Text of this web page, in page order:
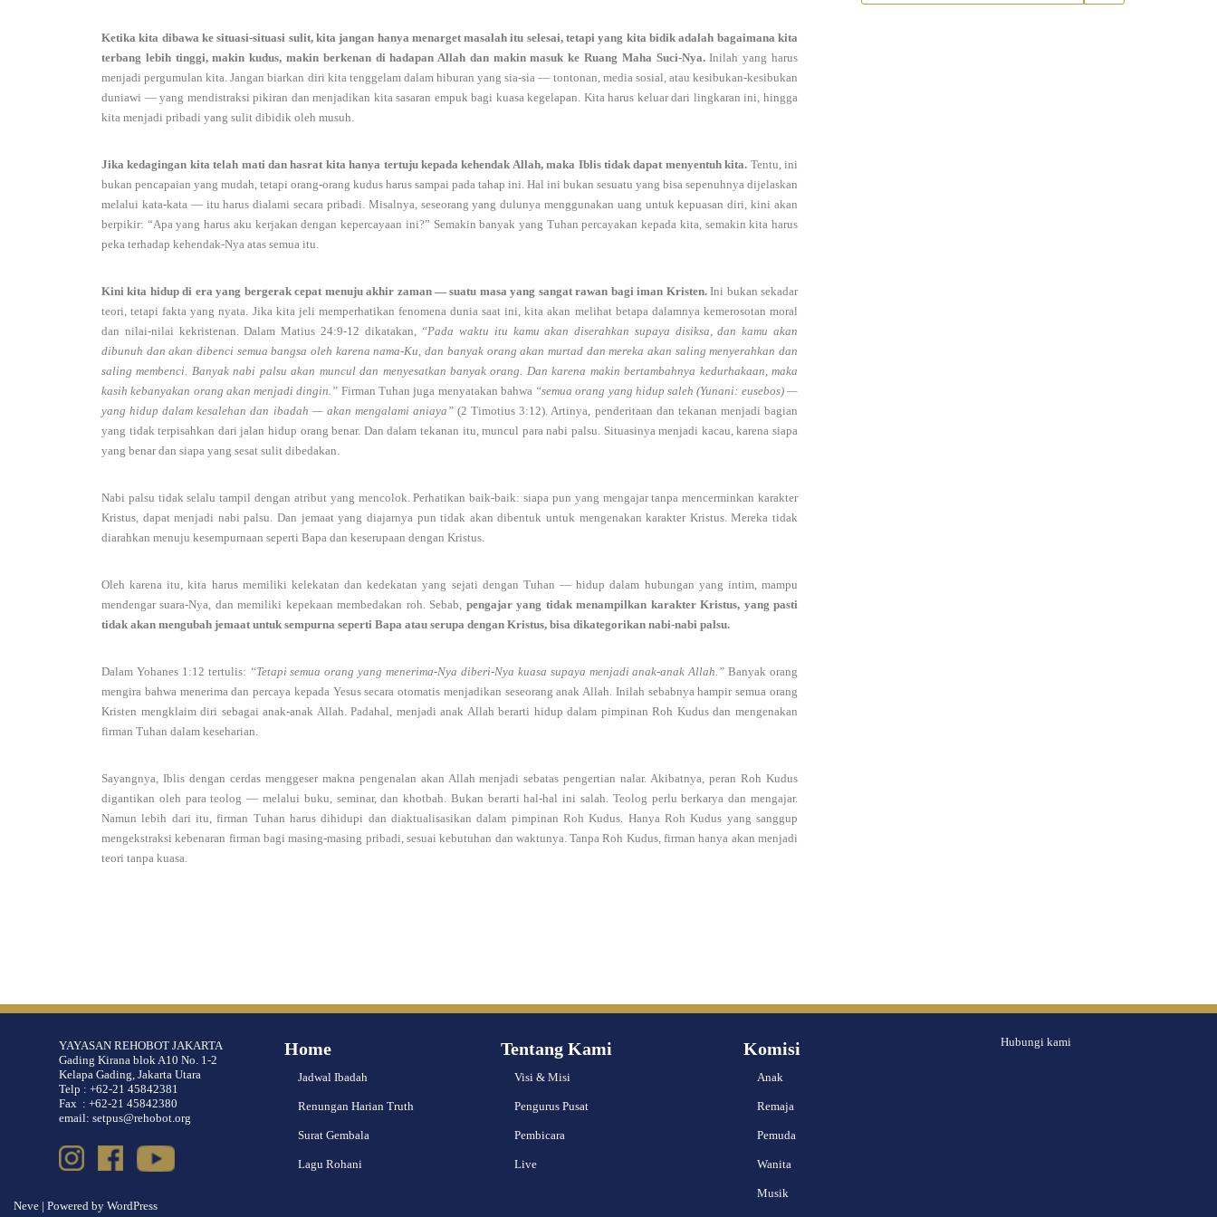
Ketika kita dibawa ke situasi-situasi sulit, kita jangan hanya menarget masalah itu selesai, tetapi yang kita bidik adalah bagaimana kita
terbang lebih tinggi, makin kudus, makin berkenan di hadapan Allah dan makin masuk ke Ruang Maha Suci-Nya.Inilah yang harus
menjadi pergumulan kita. Jangan biarkan diri kita tenggelam dalam hiburan yang sia-sia — tontonan, media sosial, atau kesibukan-kesibukan
duniawi — yang mendistraksi pikiran dan menjadikan kita sasaran empuk bagi kuasa kegelapan. Kita harus keluar dari lingkaran ini, hingga
kita menjadi pribadi yang sulit dibidik oleh musuh.
Jika kedagingan kita telah mati dan hasrat kita hanya tertuju kepada kehendak Allah, maka Iblis tidak dapat menyentuh kita. Tentu, ini
bukan pencapaian yang mudah, tetapi orang-orang kudus harus sampai pada tahap ini. Hal ini bukan sesuatu yang bisa sepenuhnya dijelaskan
melalui kata-kata — itu harus dialami secara pribadi. Misalnya, seseorang yang dulunya menggunakan uang untuk kepuasan diri, kini akan
berpikir: “Apa yang harus aku kerjakan dengan kepercayaan ini?” Semakin banyak yang Tuhan percayakan kepada kita, semakin kita harus
peka terhadap kehendak-Nya atas semua itu.
Kini kita hidup di era yang bergerak cepat menuju akhir zaman — suatu masa yang sangat rawan bagi iman Kristen.Ini bukan sekadar
teori, tetapi fakta yang nyata. Jika kita jeli memperhatikan fenomena dunia saat ini, kita akan melihat betapa dalamnya kemerosotan moral
dan nilai-nilai kekristenan. Dalam Matius 24:9-12 dikatakan, “Pada waktu itu kamu akan diserahkan supaya disiksa, dan kamu akan
dibunuh dan akan dibenci semua bangsa oleh karena nama-Ku, dan banyak orang akan murtad dan mereka akan saling menyerahkan dan
saling membenci. Banyak nabi palsu akan muncul dan menyesatkan banyak orang. Dan karena makin bertambahnya kedurhakaan, maka
kasih kebanyakan orang akan menjadi dingin.” Firman Tuhan juga menyatakan bahwa “semua orang yang hidup saleh (Yunani: eusebos) —
yang hidup dalam kesalehan dan ibadah — akan mengalami aniaya” (2 Timotius 3:12). Artinya, penderitaan dan tekanan menjadi bagian
yang tidak terpisahkan dari jalan hidup orang benar. Dan dalam tekanan itu, muncul para nabi palsu. Situasinya menjadi kacau, karena siapa
yang benar dan siapa yang sesat sulit dibedakan.
Nabi palsu tidak selalu tampil dengan atribut yang mencolok. Perhatikan baik-baik: siapa pun yang mengajar tanpa mencerminkan karakter
Kristus, dapat menjadi nabi palsu. Dan jemaat yang diajarnya pun tidak akan dibentuk untuk mengenakan karakter Kristus. Mereka tidak
diarahkan menuju kesempurnaan seperti Bapa dan keserupaan dengan Kristus.
Oleh karena itu, kita harus memiliki kelekatan dan kedekatan yang sejati dengan Tuhan — hidup dalam hubungan yang intim, mampu
mendengar suara-Nya, dan memiliki kepekaan membedakan roh. Sebab, pengajar yang tidak menampilkan karakter Kristus, yang pasti
tidak akan mengubah jemaat untuk sempurna seperti Bapa atau serupa dengan Kristus, bisa dikategorikan nabi-nabi palsu.
Dalam Yohanes 1:12 tertulis: “Tetapi semua orang yang menerima-Nya diberi-Nya kuasa supaya menjadi anak-anak Allah.” Banyak orang
mengira bahwa menerima dan percaya kepada Yesus secara otomatis menjadikan seseorang anak Allah. Inilah sebabnya hampir semua orang
Kristen mengklaim diri sebagai anak-anak Allah. Padahal, menjadi anak Allah berarti hidup dalam pimpinan Roh Kudus dan mengenakan
firman Tuhan dalam keseharian.
Sayangnya, Iblis dengan cerdas menggeser makna pengenalan akan Allah menjadi sebatas pengertian nalar. Akibatnya, peran Roh Kudus
digantikan oleh para teolog — melalui buku, seminar, dan khotbah. Bukan berarti hal-hal ini salah. Teolog perlu berkarya dan mengajar.
Namun lebih dari itu, firman Tuhan harus dihidupi dan diaktualisasikan dalam pimpinan Roh Kudus. Hanya Roh Kudus yang sanggup
mengekstraksi kebenaran firman bagi masing-masing pribadi, sesuai kebutuhan dan waktunya. Tanpa Roh Kudus, firman hanya akan menjadi
teori tanpa kuasa.
YAYASAN REHOBOT JAKARTA
Gading Kirana blok A10 No. 1-2
Kelapa Gading, Jakarta Utara
Telp : +62-21 45842381
Fax : +62-21 45842380
email: setpus@rehobot.org
Neve | Powered by WordPress
Home
Jadwal Ibadah
Renungan Harian Truth
Surat Gembala
Lagu Rohani
Tentang Kami
Visi & Misi
Pengurus Pusat
Pembicara
Live
Komisi
Anak
Remaja
Pemuda
Wanita
Musik
Hubungi kami